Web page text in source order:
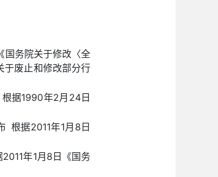
务院关于修改〈全
于废止和修改部分行
据1990年2月24日
根据2011年1月8日
年1月8日《国务